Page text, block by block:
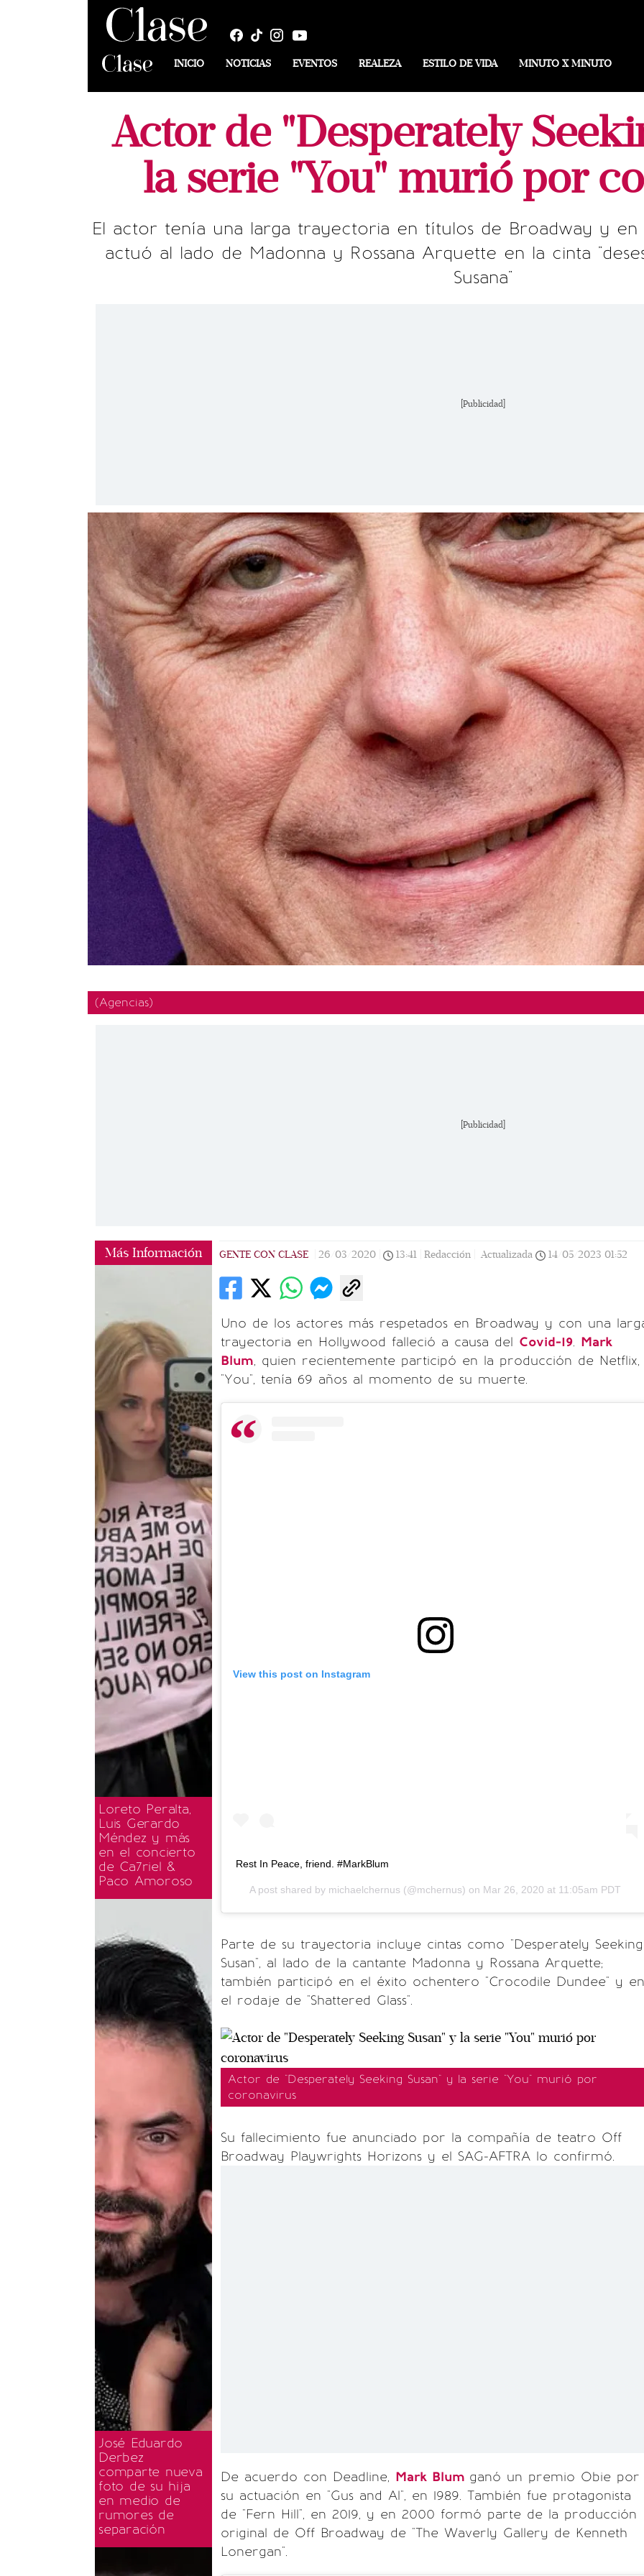
INICIO NOTICIAS EVENTOS REALEZA ESTILO DE VIDA MINUTO X MINUTO
Actor de "Desperately
la serie "You" murió por
El actor tenía una larga trayectoria en títulos de Broadway y en
actuó al lado de Madonna y Rossana Arquette en la cinta
Susana"
[Publicidad]
(Agencias)
[Publicidad]
Más Información
Loreto Peralta,
Luis Gerardo
Méndez y más
en el concierto
de Ca7riel &
Paco Amoroso
José Eduardo
Derbez
comparte nueva
foto de su hija
en medio de
rumores de
separación
GENTE CON CLASE 26/03/2020 13:41 Redacción | Actualizada 14/05/2023 01:52
Uno de los actores más respetados en Broadway y con una
trayectoria en Hollywood falleció a causa del Covid-19. Mark
Blum, quien recientemente participó en la producción de Netflix,
"You", tenía 69 años al momento de su muerte.
View this post on Instagram
Rest In Peace, friend. #MarkBlum
A post shared by michaelchernus (@mchernus) on Mar 26, 2020 at 11:05am PDT
Parte de su trayectoria incluye cintas como "Desperately Seeking
Susan", al lado de la cantante Madonna y Rossana Arquette;
también participó en el éxito ochentero "Crocodile Dundee" y en
el rodaje de "Shattered Glass".
Actor de "Desperately Seeking Susan" y la serie "You" murió por
coronavirus
Su fallecimiento fue anunciado por la compañía de teatro Off
Broadway Playwrights Horizons y el SAG-AFTRA lo confirmó.
De acuerdo con Deadline, Mark Blum ganó un premio Obie por
su actuación en "Gus and Al", en 1989. También fue protagonista
de "Fern Hill", en 2019, y en 2000 formó parte de la producción
original de Off Broadway de "The Waverly Gallery de Kenneth
Lonergan".